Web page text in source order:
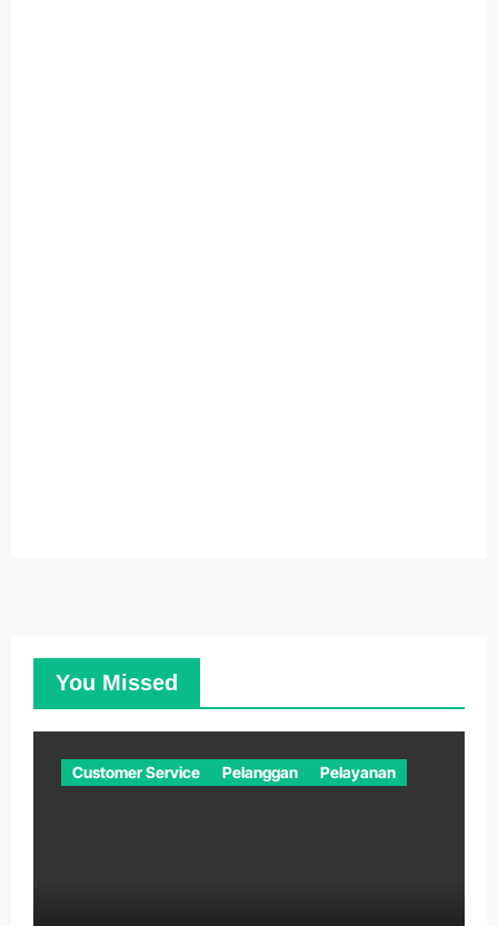
You Missed
Customer Service Pelanggan Pelayanan